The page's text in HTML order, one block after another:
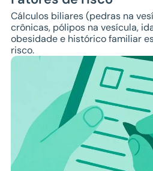
Cálculos biliares (pedras na
crônicas, pólipos na vesícula,
obesidade e histórico familiar
risco.